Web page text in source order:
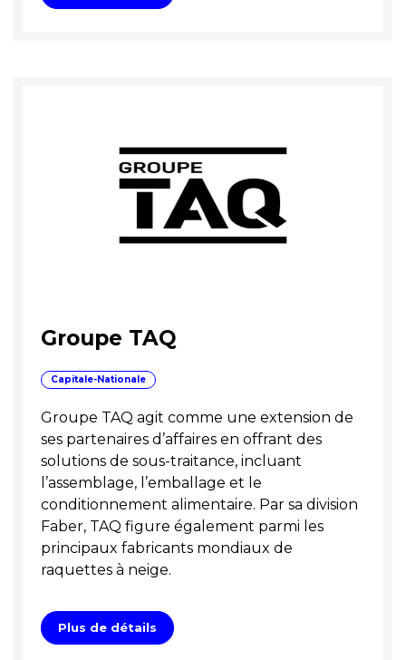
Groupe TAQ
Capitale-Nationale
Groupe TAQ agit comme une extension de
ses partenaires d’affaires en offrant des
solutions de sous-traitance, incluant
l’assemblage, l’emballage et le
conditionnement alimentaire. Par sa division
Faber, TAQ figure également parmi les
principaux fabricants mondiaux de
raquettes à neige.
Plus de détails